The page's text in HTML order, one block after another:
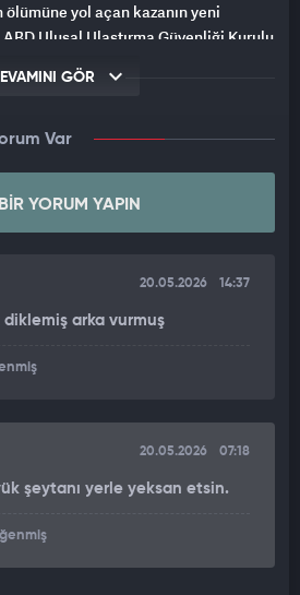
yol açan kazanın yeni
Ulusal Ulaştırma Güvenliği Kurulu
uçağın sol motorunun koparak
UPS firmasına ait McDonnell
yakınlarında bulunan
GÖR
Var
BIR YORUM YAPIN
20.05.2026 14:37
diklemiş arka vurmuş
20.05.2026 07:18
şeytanı yerle yeksan etsin.